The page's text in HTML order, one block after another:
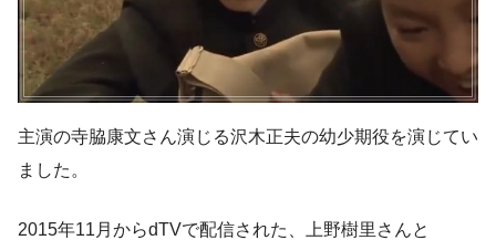
主演の寺脇康文さん演じる沢木正夫の幼少期役を演じてい
ました。
2015年11月からdTVで配信された、上野樹里さんと